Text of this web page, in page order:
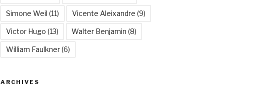
Simone Weil (11) Vicente Aleixandre (9)
Victor Hugo (13) Walter Benjamin (8)
William Faulkner(6)
ARCHIVES